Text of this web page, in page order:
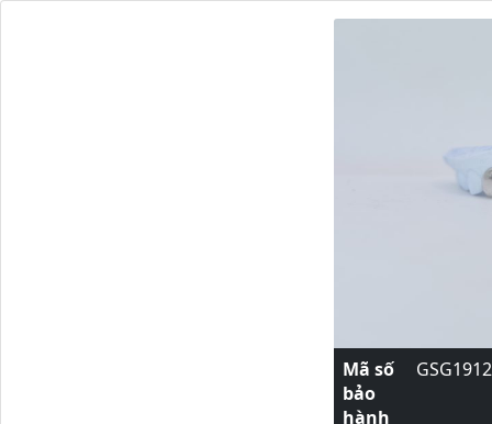
Mã số
bảo
hành
GSG1912